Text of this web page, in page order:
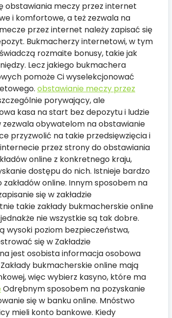
obstawiania meczy przez internet
i komfortowe, a też zezwala na
przez internet należy zapisać się
Bukmacherzy internetowi, w tym
rozmaite bonusy, takie jak
Lecz jakiego bukmachera
pomoże Ci wyselekcjonować
obstawianie meczy przez
porywający, ale
kasa na start bez depozytu i ludzie
obywatelom na obstawianie
przyzwolić na takie przedsięwzięcia i
przez strony do obstawiania
online z konkretnego kraju,
dostępu do nich. Istnieje bardzo
online. Innym sposobem na
się w zakładzie
takie zakłady bukmacherskie online
nie wszystkie są tak dobre.
wysoki poziom bezpieczeństwa,
się w Zakładzie
jest osobista informacja osobowa
bukmacherskie online mają
więc wybierz kasyno, które ma
Odrębnym sposobem na pozyskanie
się w banku online. Mnóstwo
mieli konto bankowe. Kiedy